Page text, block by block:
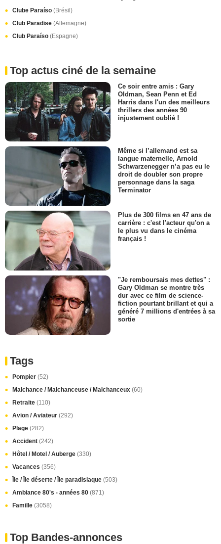
Clube Paraíso (Brésil)
Club Paradise (Allemagne)
Club Paraíso (Espagne)
Top actus ciné de la semaine
Ce soir entre amis : Gary
Oldman, Sean Penn et Ed
Harris dans l'un des meilleurs
thrillers des années 90
injustement oublié !
Même si l’allemand est sa
langue maternelle, Arnold
Schwarzenegger n’a pas eu le
droit de doubler son propre
personnage dans la saga
Terminator
Plus de 300 films en 47 ans de
carrière : c'est l'acteur qu'on a
le plus vu dans le cinéma
français !
"Je remboursais mes dettes" :
Gary Oldman se montre très
dur avec ce film de science-
fiction pourtant brillant et qui a
généré 7 millions d'entrées à sa
sortie
Tags
Pompier (52)
Malchance / Malchanceuse / Malchanceux (60)
Retraite (110)
Avion / Aviateur (292)
Plage (282)
Accident (242)
Hôtel / Motel / Auberge (330)
Vacances (356)
Île / Île déserte / Île paradisiaque (503)
Ambiance 80's - années 80 (871)
Famille (3058)
Top Bandes-annonces